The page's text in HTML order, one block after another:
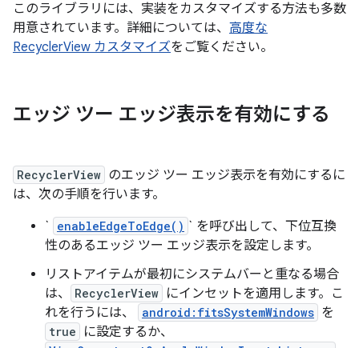
このライブラリには、実装をカスタマイズする方法も多数
用意されています。詳細については、 高度な
RecyclerView カスタマイズをご覧ください。
エッジ ツー エッジ表示を有効にする
RecyclerView のエッジ ツー エッジ表示を有効にするに
は、次の手順を行います。
`
enableEdgeToEdge() ` を呼び出して、下位互換
性のあるエッジ ツー エッジ表示を設定します。
リストアイテムが最初にシステムバーと重なる場合
は、
RecyclerView にインセットを適用します。こ
れを行うには、
android:fitsSystemWindows を
true に設定するか、